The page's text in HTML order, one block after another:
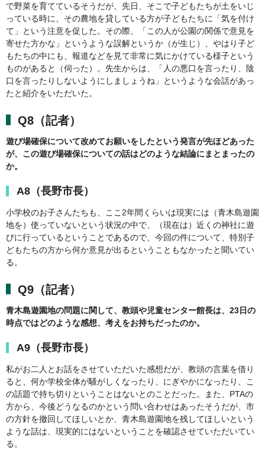
で野菜を育てているそうだが、先日、そこで子どもたちが土をいじ
っている時に、その農地を貸している方が子どもたちに「気を付け
て」という注意を促した。その際、「この人が公園の関係で意見を
寄せた方かな」というような誤解というか（が生じ）、やはり子ど
もたちの中にも、報道などを見て非常に気にかけている様子という
ものがあると（伺った）。先生からは、「人の悪口を言ったり、陰
口を言ったりしないようにしましょうね」というような会話があっ
たと紹介をいただいた。
Q8（記者）
遊び場確保について改めてお願いをしたという発言が先ほどあった
が、この遊び場確保についての話はどのような結論にまとまったの
か。
A8（長野市長）
小学校のお子さんたちも、ここ2年間くらいは現実には（青木島遊園
地を）使っていないという状況の中で、（現在は）近くの神社に遊
びに行っているということであるので、今回の件について、特別子
どもたちの方から何か意見が出るということもなかったと聞いてい
る。
Q9（記者）
青木島遊園地の問題に関して、教頭や児童センター館長は、23日の
時点ではどのような感想、考えをお持ちだったのか。
A9（長野市長）
私がお二人とお話をさせていただいた感想だが、教頭の言葉を借り
ると、何か学校全体が騒がしくなったり、にぎやかになったり、こ
の話題で持ち切りということはないとのことだった。また、PTAの
方から、今後どうなるのかという問い合わせはあったそうだが、市
の方針を撤回してほしいとか、青木島遊園地を残してほしいという
ような話は、現実的にはないということを確認させていただいてい
る。